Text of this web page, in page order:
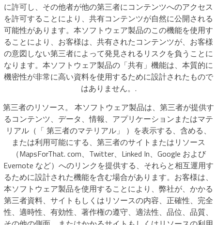
に許可し、その他者が他の第三者にコンテンツへのアクセス
を許可することにより、共有コンテンツが自然に公開される
可能性があります。本ソフトウェア製品のこの機能を使用す
ることにより、お客様は、共有されたコンテンツが、お客様
の意図しない第三者によって発見されるリスクを負うことに
なります。本ソフトウェア製品の「共有」機能は、本質的に
機密性が非常に高い資料を使用するために設計されたもので
はありません。.
第三者のリソース。 本ソフトウェア製品は、第三者が提供す
るコンテンツ、データ、情報、アプリケーションまたはマテ
リアル（「 第三者のマテリアル」 ）を表示する、含める、
または利用可能にする、第三者のサイトまたはリソース
（MapsForThat. com、Twitter、Linked In、Google および
Evernote など）へのリンクを提供する、それらと相互運用す
るために設計された機能を含む場合があります。お客様は、
本ソフトウェア製品を使用することにより、弊社が、かかる
第三者資料、サイトもしくはリソースの内容、正確性、完全
性、適時性、有効性、著作権の遵守、適法性、品位、品質、